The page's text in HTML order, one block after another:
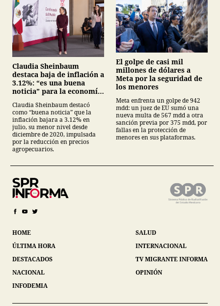
Claudia Sheinbaum
destaca baja de inflación a
3.12%: “es una buena
noticia” para la economía
Claudia Sheinbaum destacó
como “buena noticia” que la
inflación bajara a 3.12% en
julio, su menor nivel desde
diciembre de 2020, impulsada
por la reducción en precios
agropecuarios.
El golpe de casi mil
millones de dólares a
Meta por la seguridad de
los menores
Meta enfrenta un golpe de 942
mdd: un juez de EU sumó una
nueva multa de 567 mdd a otra
sanción previa por 375 mdd, por
fallas en la protección de
menores en sus plataformas.
HOME
ÚLTIMA HORA
DESTACADOS
NACIONAL
INFODEMIA
SALUD
INTERNACIONAL
TV MIGRANTE INFORMA
OPINIÓN